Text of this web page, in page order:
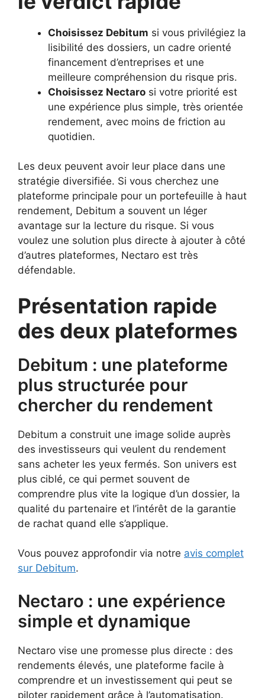
Choisissez Debitum si vous privilégiez la
lisibilité des dossiers, un cadre orienté
financement d’entreprises et une
meilleure compréhension du risque pris.
Choisissez Nectaro si votre priorité est
une expérience plus simple, très orientée
rendement, avec moins de friction au
quotidien.
Les deux peuvent avoir leur place dans une
stratégie diversifiée. Si vous cherchez une
plateforme principale pour un portefeuille à haut
rendement, Debitum a souvent un léger
avantage sur la lecture du risque. Si vous
voulez une solution plus directe à ajouter à côté
d’autres plateformes, Nectaro est très
défendable.
Présentation rapide
des deux plateformes
Debitum : une plateforme
plus structurée pour
chercher du rendement
Debitum a construit une image solide auprès
des investisseurs qui veulent du rendement
sans acheter les yeux fermés. Son univers est
plus ciblé, ce qui permet souvent de
comprendre plus vite la logique d’un dossier, la
qualité du partenaire et l’intérêt de la garantie
de rachat quand elle s’applique.
Vous pouvez approfondir via notre avis complet
sur Debitum.
Nectaro : une expérience
simple et dynamique
Nectaro vise une promesse plus directe : des
rendements élevés, une plateforme facile à
comprendre et un investissement qui peut se
piloter rapidement grâce à l’automatisation.